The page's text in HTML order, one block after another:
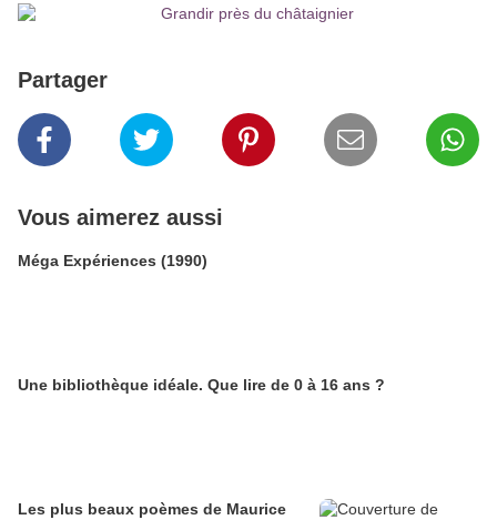
Partager
Vous aimerez aussi
Méga Expériences (1990)
Une bibliothèque idéale. Que lire de 0 à 16 ans ?
Les plus beaux poèmes de Maurice